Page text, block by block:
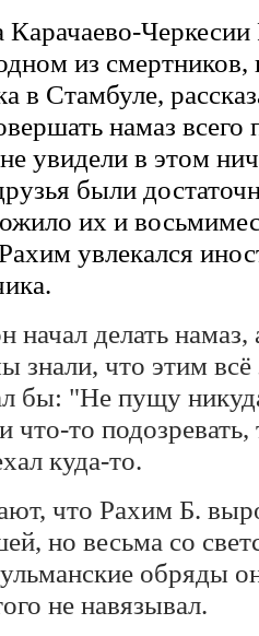
Карачаево-
из
в Стамбуле,
намаз всего
увидели в этом
были
их и
увлекался
начал делать
знали, что этим всё
бы: "Не пущу
то подозревать,
куда-то.
что Рахим Б.
но весьма со
обряды
не навязывал.